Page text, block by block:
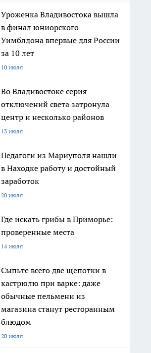
Уроженка Владивостока вышла
в финал юниорского
Уимблдона впервые для России
за 10 лет
10 июля
Во Владивостоке серия
отключений света затронула
центр и несколько районов
13 июля
Педагоги из Мариуполя нашли
в Находке работу и достойный
заработок
20 июля
Где искать грибы в Приморье:
проверенные места
14 июля
Сыпьте всего две щепотки в
кастрюлю при варке: даже
обычные пельмени из
магазина станут ресторанным
блюдом
20 июля